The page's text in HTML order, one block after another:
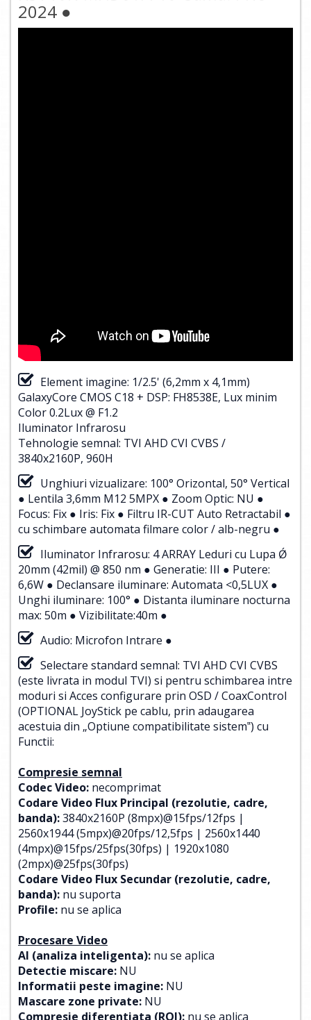
2024 ●
Element imagine: 1/2.5' (6,2mm x 4,1mm)
GalaxyCore CMOS C18 + DSP: FH8538E, Lux minim
Color 0.2Lux @ F1.2
Iluminator Infrarosu
Tehnologie semnal: TVI AHD CVI CVBS /
3840x2160P, 960H
Unghiuri vizualizare: 100° Orizontal, 50° Vertical
● Lentila 3,6mm M12 5MPX ● Zoom Optic: NU ●
Focus: Fix ● Iris: Fix ● Filtru IR-CUT Auto Retractabil ●
cu schimbare automata filmare color / alb-negru ●
Iluminator Infrarosu: 4 ARRAY Leduri cu Lupa Ǿ
20mm (42mil) @ 850 nm ● Generatie: III ● Putere:
6,6W ● Declansare iluminare: Automata <0,5LUX ●
Unghi iluminare: 100° ● Distanta iluminare nocturna
max: 50m ● Vizibilitate:40m ●
Audio: Microfon Intrare ●
Selectare standard semnal: TVI AHD CVI CVBS
(este livrata in modul TVI) si pentru schimbarea intre
moduri si Acces configurare prin OSD / CoaxControl
(OPTIONAL JoyStick pe cablu, prin adaugarea
acestuia din „Optiune compatibilitate sistem‟) cu
Functii:
Compresie semnal
Codec Video: necomprimat
Codare Video Flux Principal (rezolutie, cadre,
banda):3840x2160P (8mpx)@15fps/12fps |
2560x1944 (5mpx)@20fps/12,5fps | 2560x1440
(4mpx)@15fps/25fps(30fps) | 1920x1080
(2mpx)@25fps(30fps)
Codare Video Flux Secundar (rezolutie, cadre,
banda): nu suporta
Profile: nu se aplica
Procesare Video
AI (analiza inteligenta): nu se aplica
Detectie miscare: NU
Informatii peste imagine: NU
Mascare zone private: NU
Compresie diferentiata (ROI): nu se aplica